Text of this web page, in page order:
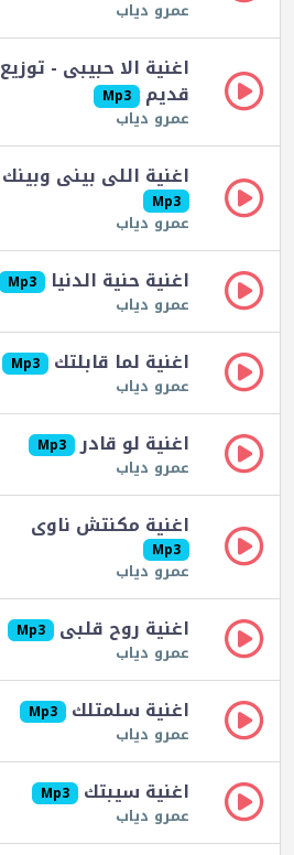
عمرو دياب
اغنية الا حبيبى - توزيع
قديم Mp3
عمرو دياب
اغنية اللى بينى وبينك
Mp3
عمرو دياب
اغنية حنية الدنيا Mp3
عمرو دياب
اغنية لما قابلتك Mp3
عمرو دياب
اغنية لو قادر Mp3
عمرو دياب
اغنية مكنتش ناوى
Mp3
عمرو دياب
اغنية روح قلبى Mp3
عمرو دياب
اغنية سلمتلك Mp3
عمرو دياب
اغنية سيبتك Mp3
عمرو دياب